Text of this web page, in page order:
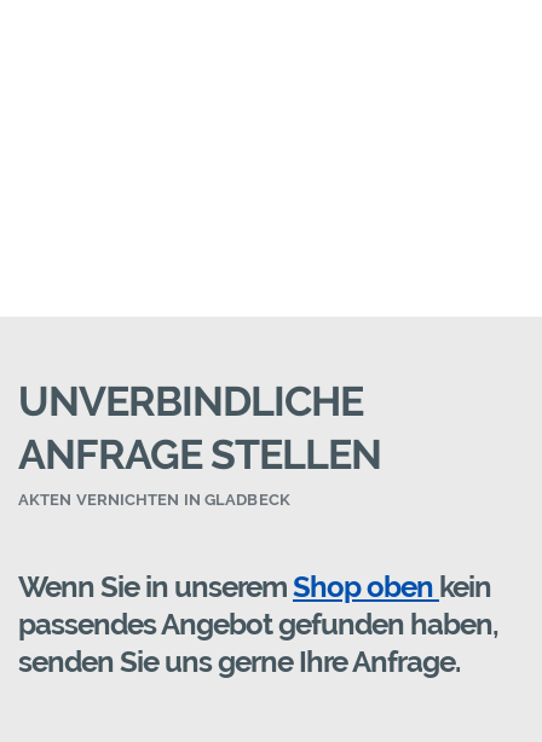
UNVERBINDLICHE
ANFRAGE STELLEN
AKTEN VERNICHTEN IN GLADBECK
Wenn Sie in unseremShop oben kein
passendes Angebot gefunden haben,
senden Sie uns gerne Ihre Anfrage.